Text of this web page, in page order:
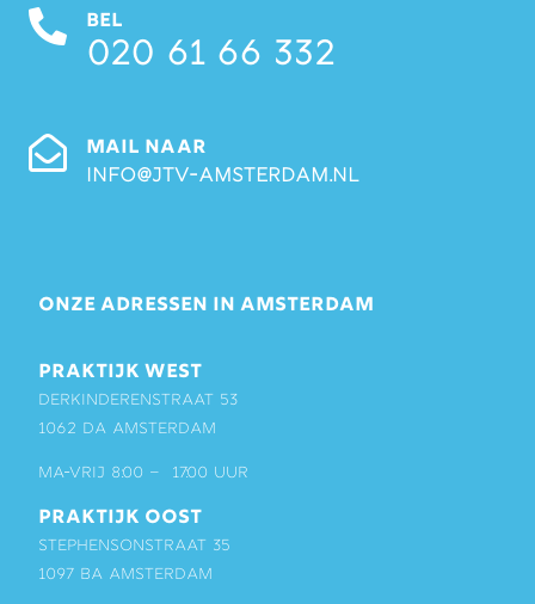
BEL
020 61 66 332
MAIL NAAR
info@jtv-amsterdam.nl
ONZE ADRESSEN IN AMSTERDAM
PRAKTIJK WEST
Derkinderenstraat 53
1062 DA Amsterdam
ma-vrij 8:00 – 17:00 uur
PRAKTIJK OOST
Stephensonstraat 35
1097 BA Amsterdam